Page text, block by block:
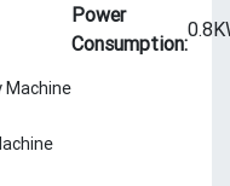
Power
Consumption:
Machine